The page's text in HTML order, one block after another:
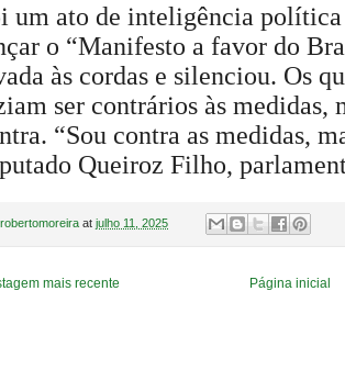
um ato de inteligência
o “Manifesto a favor do
às cordas e silenciou. Os
ser contrários às medidas,
“Sou contra as medidas,
Queiroz Filho,
robertomoreira at julho 11, 2025
mais recente Página inicial